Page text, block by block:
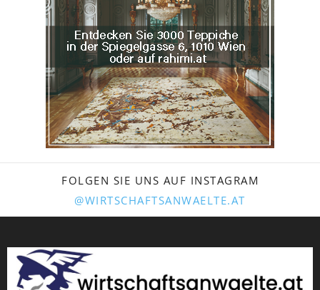
FOLGEN SIE UNS AUF INSTAGRAM
@WIRTSCHAFTSANWAELTE.AT